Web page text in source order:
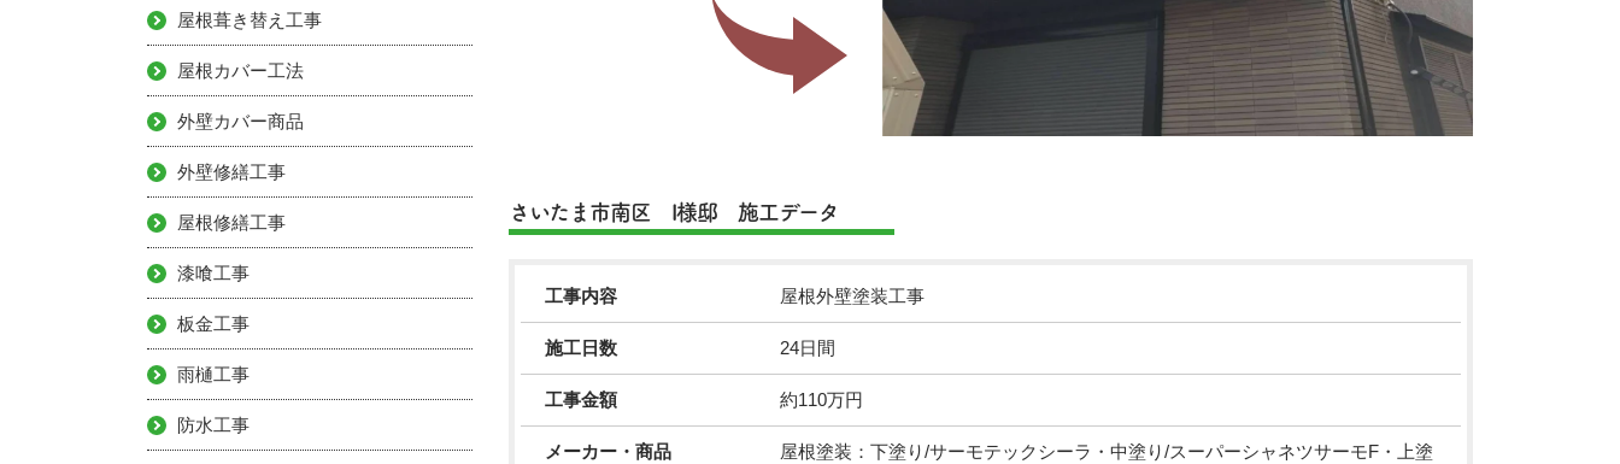
さいたま市南区 I様邸 施工データ
工事内容 屋根外壁塗装工事
施工日数 24日間
工事金額 約110万円
メーカー・商品
屋根塗装：下塗り/サーモテックシーラ・中塗り/スーパーシャネツサーモF・上塗
屋根葺き替え工事
屋根カバー工法
外壁カバー商品
外壁修繕工事
屋根修繕工事
漆喰工事
板金工事
雨樋工事
防水工事